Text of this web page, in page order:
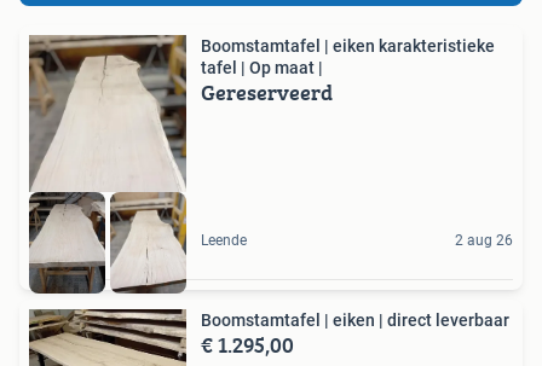
Boomstamtafel | eiken karakteristieke
tafel | Op maat |
Gereserveerd
Leende 2 aug 26
Boomstamtafel | eiken | direct leverbaar
€ 1.295,00